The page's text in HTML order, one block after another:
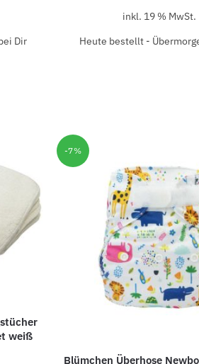
Dir
inkl. 19 % MwSt.
Heute bestellt -
weiß
-7%
Blümchen Überhose